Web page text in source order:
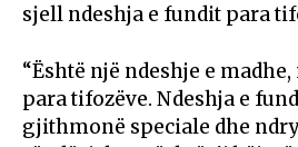
sjell ndeshja e fundit para
“Është një ndeshje e
para tifozëve. Ndeshja e
gjithmonë speciale dhe